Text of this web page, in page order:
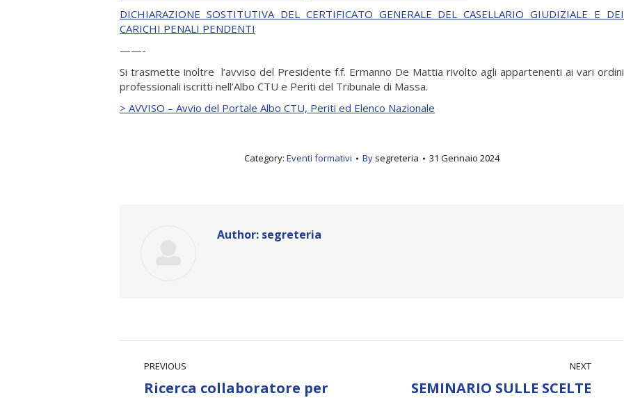
DICHIARAZIONE SOSTITUTIVA DEL CERTIFICATO GENERALE DEL CASELLARIO GIUDIZIALE E DEI
CARICHI PENALI PENDENTI
——-
Si trasmette inoltre l’avviso del Presidente f.f. Ermanno De Mattia rivolto agli appartenenti ai vari ordini
professionali iscritti nell’Albo CTU e Periti del Tribunale di Massa.
> AVVISO – Avvio del Portale Albo CTU, Periti ed Elenco Nazionale
Category: Eventi formativi By segreteria 31 Gennaio 2024
Author: segreteria
navigation
PREVIOUS
Ricerca collaboratore per
NEXT
SEMINARIO SULLE SCELTE